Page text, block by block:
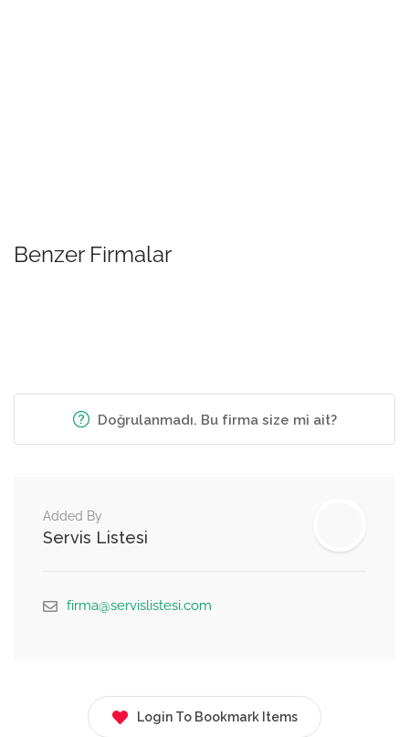
Benzer Firmalar
Doğrulanmadı. Bu firma size mi ait?
Added By
Servis Listesi
firma@servislistesi.com
Login To Bookmark Items